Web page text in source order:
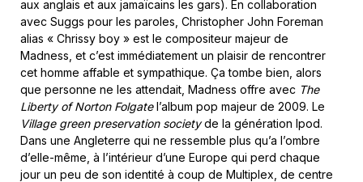
aux anglais et aux jamaïcains les gars). En collaboration
avec Suggs pour les paroles, Christopher John Foreman
alias « Chrissy boy » est le compositeur majeur de
Madness, et c’est immédiatement un plaisir de rencontrer
cet homme affable et sympathique. Ça tombe bien, alors
que personne ne les attendait, Madness offre avec The
Liberty of Norton Folgatel’album pop majeur de 2009. Le
Village green preservation societyde la génération Ipod.
Dans une Angleterre qui ne ressemble plus qu’a l’ombre
d’elle-même, à l’intérieur d’une Europe qui perd chaque
jour un peu de son identité à coup de Multiplex, de centre